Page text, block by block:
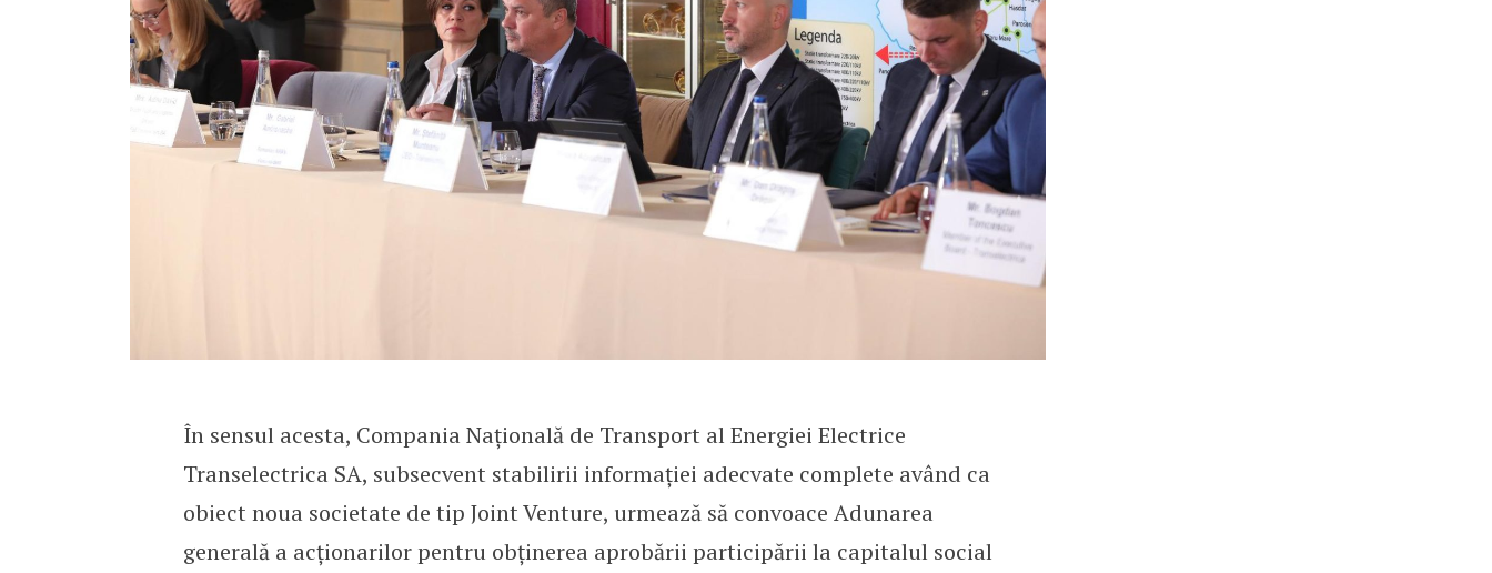
În sensul acesta, Compania Națională de Transport al Energiei Electrice
Transelectrica SA, subsecvent stabilirii informației adecvate complete având ca
obiect noua societate de tip Joint Venture, urmează să convoace Adunarea
generală a acționarilor pentru obținerea aprobării participării la capitalul social